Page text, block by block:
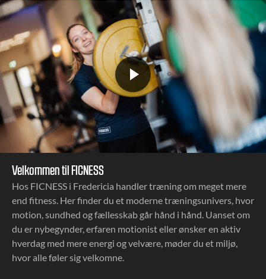
Videofil
Velkommen til FICNESS
Hos FICNESS i Fredericia handler træning om meget mere
end fitness. Her finder du et moderne træningsunivers, hvor
motion, sundhed og fællesskab går hånd i hånd. Uanset om
du er nybegynder, erfaren motionist eller ønsker en aktiv
hverdag med mere energi og velvære, møder du et miljø,
hvor alle føler sig velkomne.